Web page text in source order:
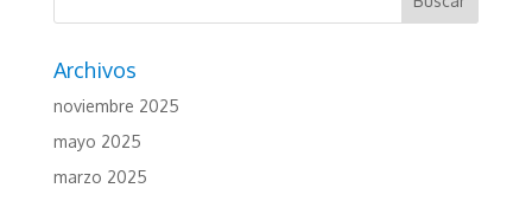
Archivos
noviembre 2025
mayo 2025
marzo 2025